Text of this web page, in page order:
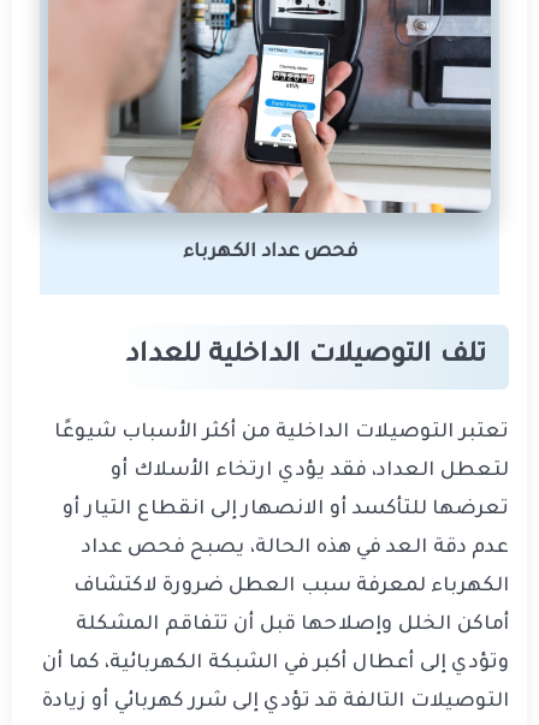
فحص عداد الكهرباء
تلف التوصيلات الداخلية للعداد
تعتبر التوصيلات الداخلية من أكثر الأسباب شيوعًا
لتعطل العداد، فقد يؤدي ارتخاء الأسلاك أو
تعرضها للتأكسد أو الانصهار إلى انقطاع التيار أو
عدم دقة العد في هذه الحالة، يصبح فحص عداد
الكهرباء لمعرفة سبب العطل ضرورة لاكتشاف
أماكن الخلل وإصلاحها قبل أن تتفاقم المشكلة
وتؤدي إلى أعطال أكبر في الشبكة الكهربائية، كما أن
التوصيلات التالفة قد تؤدي إلى شرر كهربائي أو زيادة